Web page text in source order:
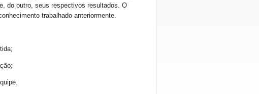
do outro, seus respectivos resultados. O
trabalhado anteriormente.